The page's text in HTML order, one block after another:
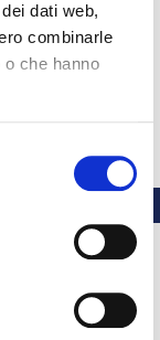
dati web,
combinarle
che hanno
di Catanzaro-
- Tel.